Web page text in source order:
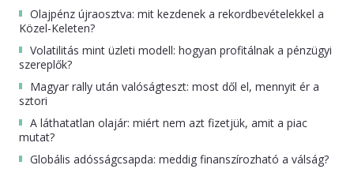
Olajpénz újraosztva: mit kezdenek a rekordbevételekkel a
Közel-Keleten?
Volatilitás mint üzleti modell: hogyan profitálnak a pénzügyi
szereplők?
Magyar rally után valóságteszt: most dől el, mennyit ér a
sztori
A láthatatlan olajár: miért nem azt fizetjük, amit a piac
mutat?
Globális adósságcsapda: meddig finanszírozható a válság?